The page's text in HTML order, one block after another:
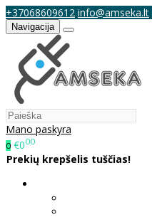
+37068609612 info@amseka.lt
Navigacija
Mano paskyra
0 €000
Prekių krepšelis tuščias!